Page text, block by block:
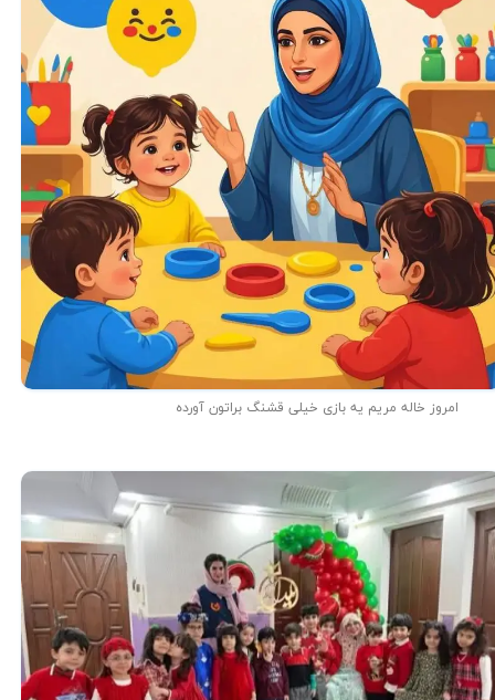
امروز خاله مریم یه بازی خیلی قشنگ براتون آورده